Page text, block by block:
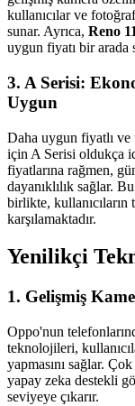
kullanıcılar ve
sunar. Ayrıca, Reno
uygun fiyatı bir arada
3. A Serisi:
Uygun
Daha uygun fiyatlı
için A Serisi oldukça
fiyatlarına rağmen,
dayanıklılık sağlar.
birlikte, kullanıcıların
karşılamaktadır.
Yenilikçi
1. Gelişmiş
Oppo'nun
teknolojileri,
yapmasını sağlar.
yapay zeka destekli
seviyeye çıkarır.